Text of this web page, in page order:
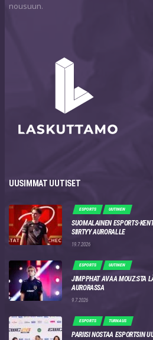
nousuun.
UUSIMMAT UUTISET
ESPORTS UUTINEN
SUOMALAINEN ESPORTS-
SIIRTYY AURORALLE
19.7.2026
ESPORTS UUTINEN
JIMPPHAT AVAA MOUZ:STA
AURORASSA
9.7.2026
ESPORTS TURNAUS
PARIISI NOSTAA ESPORTSIN